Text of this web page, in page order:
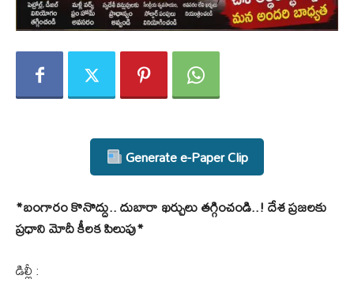
Generate e-Paper Clip
*బంగారం కొనొద్దు.. దుబారా ఖర్చులు తగ్గించండి..! దేశ ప్రజలకు
ప్రధాని మోదీ కీలక పిలుపు*
డిల్లీ :